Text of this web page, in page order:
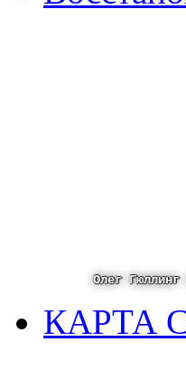
Олег Гюллинг
КАРТА